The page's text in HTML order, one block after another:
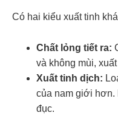
Có hai kiểu xuất tinh
Chất lỏng tiết ra:
và không mùi,
Xuất tinh dịch:
của nam giới hơn.
đục.